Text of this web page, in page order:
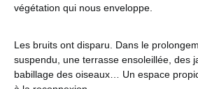
végétation qui nous enveloppe.
Les bruits ont disparu. Dans le
suspendu, une terrasse ensoleillée, des
babillage des oiseaux… Un espace